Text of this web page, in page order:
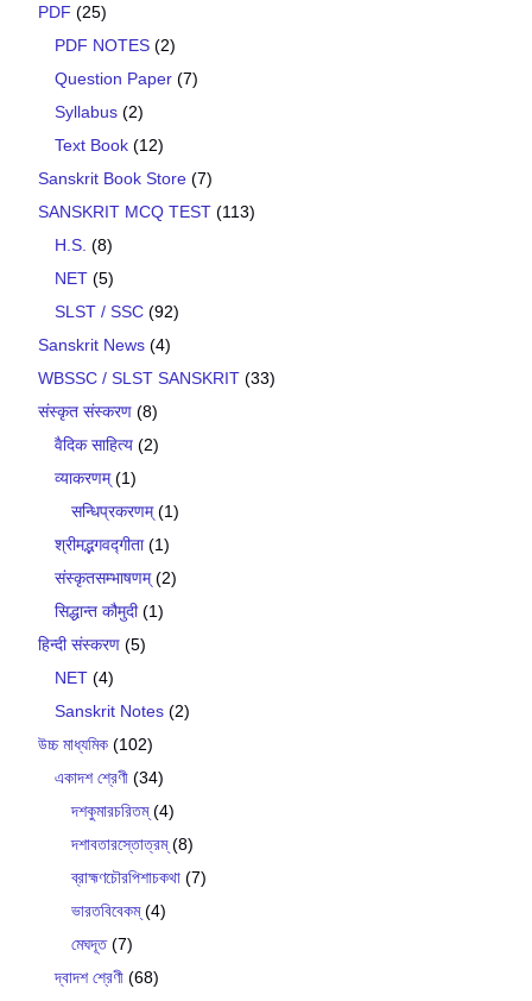
PDF (25)
PDF NOTES (2)
Question Paper (7)
Syllabus (2)
Text Book (12)
Sanskrit Book Store (7)
SANSKRIT MCQ TEST (113)
H.S. (8)
NET (5)
SLST / SSC (92)
Sanskrit News (4)
WBSSC / SLST SANSKRIT (33)
संस्कृत संस्करण (8)
वैदिक साहित्य (2)
व्याकरणम्(1)
सन्धिप्रकरणम्(1)
श्रीमद्भगवद्गीता(1)
संस्कृतसम्भाषणम्(2)
सिद्धान्त कौमुदी(1)
हिन्दी संस्करण (5)
NET (4)
Sanskrit Notes (2)
উচ্চ মাধ্যমিক (102)
একাদশ শ্রেণী (34)
দশকুমারচরিতম্(4)
দশাবতারস্তোত্রম্(8)
ব্রাহ্মণচৌরপিশাচকথা (7)
ভারতবিবেকম্(4)
মেঘদূত(7)
দ্বাদশ শ্রেণী (68)